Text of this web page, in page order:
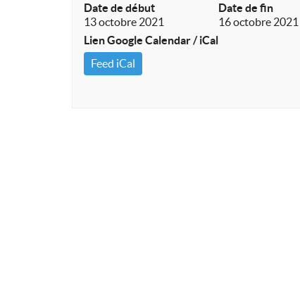
Date de début
13 octobre 2021
Date de fin
16 octobre 2021
Lien Google Calendar / iCal
Feed iCal